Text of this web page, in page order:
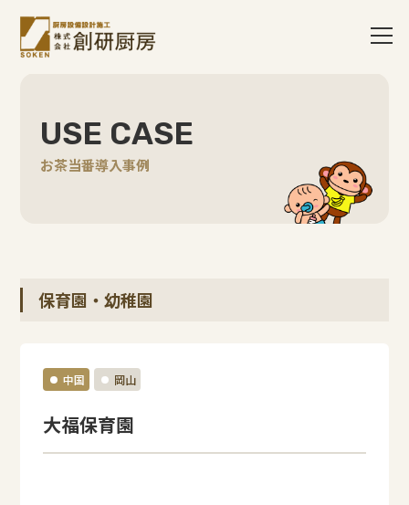
USE CASE
お茶当番導入事例
保育園・幼稚園
中国 岡山
大福保育園